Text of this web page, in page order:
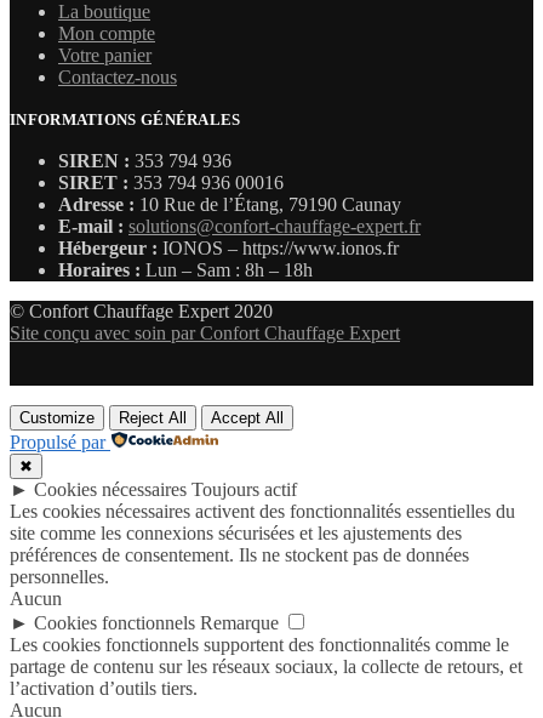
La boutique
Mon compte
Votre panier
Contactez-nous
INFORMATIONS GÉNÉRALES
SIREN : 353 794 936
SIRET : 353 794 936 00016
Adresse : 10 Rue de l’Étang, 79190 Caunay
E-mail : solutions@confort-chauffage-expert.fr
Hébergeur : IONOS – https://www.ionos.fr
Horaires : Lun – Sam : 8h – 18h
© Confort Chauffage Expert 2020
Site conçu avec soin par Confort Chauffage Expert
Customize Reject All Accept All
Propulsé par
✖
► Cookies nécessaires Toujours actif
Les cookies nécessaires activent des fonctionnalités essentielles du
site comme les connexions sécurisées et les ajustements des
préférences de consentement. Ils ne stockent pas de données
personnelles.
Aucun
► Cookies fonctionnels Remarque
Les cookies fonctionnels supportent des fonctionnalités comme le
partage de contenu sur les réseaux sociaux, la collecte de retours, et
l’activation d’outils tiers.
Aucun